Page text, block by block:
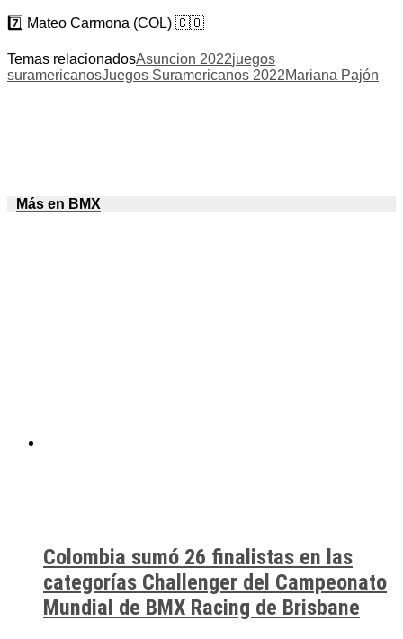
7️⃣ Mateo Carmona (COL) 🇨🇴
Temas relacionadosAsuncion 2022juegos
suramericanosJuegos Suramericanos 2022Mariana Pajón
Más en BMX
Colombia sumó 26 finalistas en las
categorías Challenger del Campeonato
Mundial de BMX Racing de Brisbane